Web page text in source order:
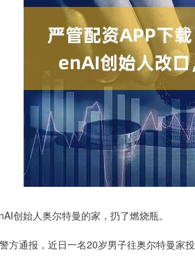
创始人奥尔特曼的家，扔了燃烧瓶。
方通报，近日一名20岁男子往奥尔特曼家